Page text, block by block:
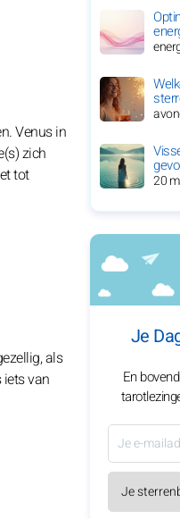
Venus in
zich
tot
als
van
20
Je
En